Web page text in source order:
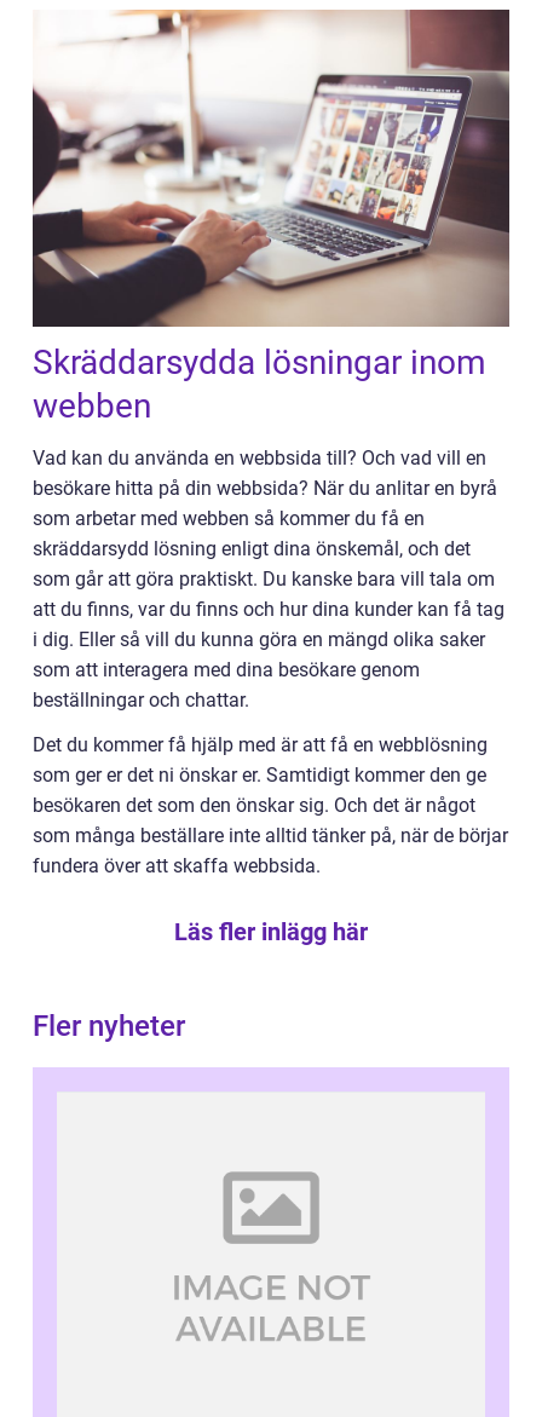
Skräddarsydda lösningar inom
webben
Vad kan du använda en webbsida till? Och vad vill en
besökare hitta på din webbsida? När du anlitar en byrå
som arbetar med webben så kommer du få en
skräddarsydd lösning enligt dina önskemål, och det
som går att göra praktiskt. Du kanske bara vill tala om
att du finns, var du finns och hur dina kunder kan få tag
i dig. Eller så vill du kunna göra en mängd olika saker
som att interagera med dina besökare genom
beställningar och chattar.
Det du kommer få hjälp med är att få en webblösning
som ger er det ni önskar er. Samtidigt kommer den ge
besökaren det som den önskar sig. Och det är något
som många beställare inte alltid tänker på, när de börjar
fundera över att skaffa webbsida.
Läs fler inlägg här
Fler nyheter